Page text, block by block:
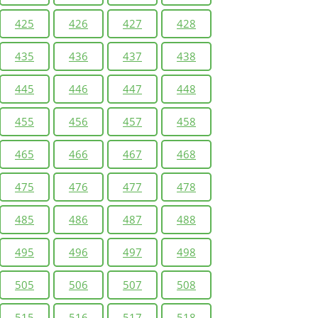
425 426 427 428
435 436 437 438
445 446 447 448
455 456 457 458
465 466 467 468
475 476 477 478
485 486 487 488
495 496 497 498
505 506 507 508